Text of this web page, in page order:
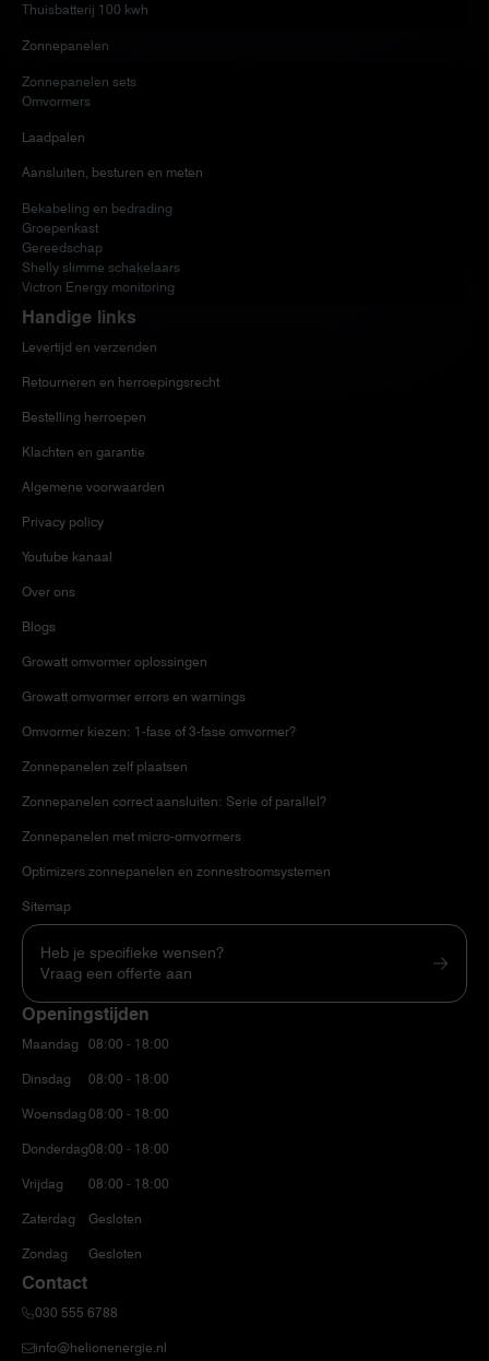
Thuisbatterij 100 kwh
Zonnepanelen
Zonnepanelen sets
Omvormers
Laadpalen
Aansluiten, besturen en meten
Bekabeling en bedrading
Groepenkast
Gereedschap
Shelly slimme schakelaars
Victron Energy monitoring
Handige links
Levertijd en verzenden
Retourneren en herroepingsrecht
Bestelling herroepen
Klachten en garantie
Algemene voorwaarden
Privacy policy
Youtube kanaal
Over ons
Blogs
Growatt omvormer oplossingen
Growatt omvormer errors en warnings
Omvormer kiezen: 1-fase of 3-fase omvormer?
Zonnepanelen zelf plaatsen
Zonnepanelen correct aansluiten: Serie of parallel?
Zonnepanelen met micro-omvormers
Optimizers zonnepanelen en zonnestroomsystemen
Sitemap
Heb je specifieke wensen?
Vraag een offerte aan
Openingstijden
Maandag
Dinsdag
Woensdag
Donderdag
Vrijdag
Zaterdag
Zondag
08:00 - 18:00
08:00 - 18:00
08:00 - 18:00
08:00 - 18:00
08:00 - 18:00
Gesloten
Gesloten
Contact
030 555 6788
info@helionenergie.nl